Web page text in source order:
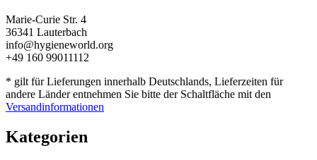
Marie-Curie Str. 4
36341 Lauterbach
info@hygieneworld.org
+49 160 99011112
* gilt für Lieferungen innerhalb Deutschlands, Lieferzeiten für
andere Länder entnehmen Sie bitte der Schaltfläche mit den
Versandinformationen
Kategorien